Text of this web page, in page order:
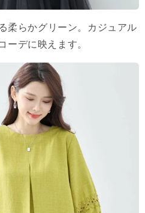
柔らかグリーン。カジュアル
ーデに映えます。